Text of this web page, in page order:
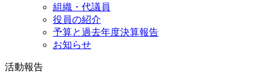
組織・代議員
役員の紹介
予算と過去年度決算報告
お知らせ
活動報告